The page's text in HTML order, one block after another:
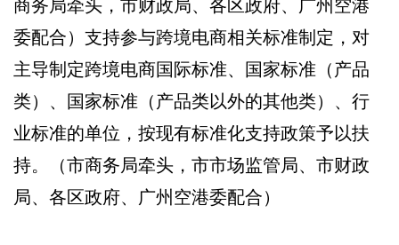
商务局牵头，市财政局、各区政府、广州空港
委配合）支持参与跨境电商相关标准制定，对
主导制定跨境电商国际标准、国家标准（产品
类）、国家标准（产品类以外的其他类）、行
业标准的单位，按现有标准化支持政策予以扶
持。（市商务局牵头，市市场监管局、市财政
局、各区政府、广州空港委配合）